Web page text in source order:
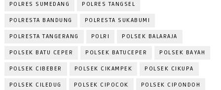
POLRES SUMEDANG POLRES TANGSEL
POLRESTA BANDUNG POLRESTA SUKABUMI
POLRESTA TANGERANG POLRI POLSEK BALARAJA
POLSEK BATU CEPER POLSEK BATUCEPER POLSEK BAYAH
POLSEK CIBEBER POLSEK CIKAMPEK POLSEK CIKUPA
POLSEK CILEDUG POLSEK CIPOCOK POLSEK CIPONDOH